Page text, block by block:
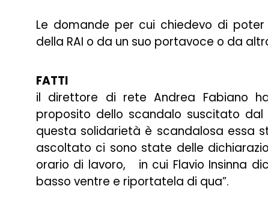
Le domande per cui chiedevo di
della RAI o da un suo portavoce o da
FATTI
il direttore di rete Andrea Fabiano
proposito dello scandalo suscitato
questa solidarietà è scandalosa essa
ascoltato ci sono state delle
orario di lavoro, in cui Flavio Insinna
basso ventre e riportatela di qua”.